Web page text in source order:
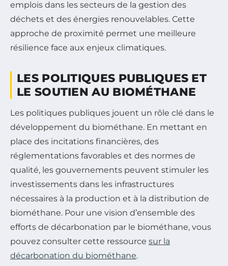
emplois dans les secteurs de la gestion des
déchets et des énergies renouvelables. Cette
approche de proximité permet une meilleure
résilience face aux enjeux climatiques.
LES POLITIQUES PUBLIQUES ET
LE SOUTIEN AU BIOMÉTHANE
Les politiques publiques jouent un rôle clé dans le
développement du biométhane. En mettant en
place des incitations financières, des
réglementations favorables et des normes de
qualité, les gouvernements peuvent stimuler les
investissements dans les infrastructures
nécessaires à la production et à la distribution de
biométhane. Pour une vision d’ensemble des
efforts de décarbonation par le biométhane, vous
pouvez consulter cette ressource sur la
décarbonation du biométhane.